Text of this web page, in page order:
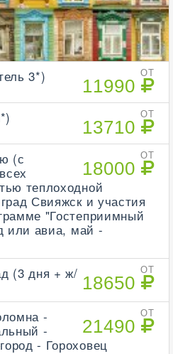
ОТ
11990
3*)
ОТ
13710
ОТ
18000
(с
теплоходной
Свияжск и участия
"Гостеприимный
или авиа, май -
ОТ
18650
(3 дня + ж/
ОТ
21490
-
-
- Гороховец